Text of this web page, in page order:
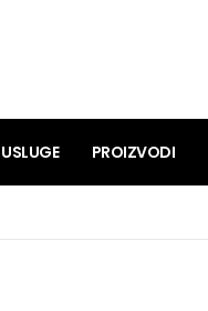
USLUGE PROIZVODI